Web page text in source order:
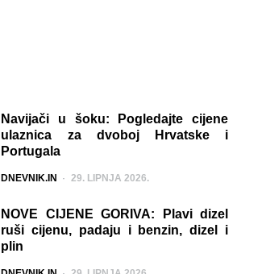
Navijači u šoku: Pogledajte cijene
ulaznica za dvoboj Hrvatske i
Portugala
POSTED
DNEVNIK.IN 29. LIPNJA 2026.
NOVE CIJENE GORIVA: Plavi dizel
ruši cijenu, padaju i benzin, dizel i
plin
POSTED